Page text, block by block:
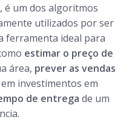
é um dos algoritmos
utilizados por ser
ferramenta ideal para
estimar o preço de
área, prever as vendas
investimentos em
de entrega de um